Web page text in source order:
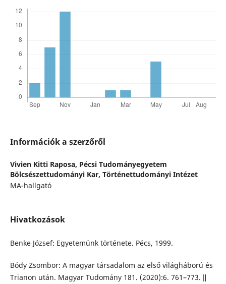
Információk a szerzőről
Vivien Kitti Raposa, Pécsi Tudományegyetem
Bölcsészettudományi Kar, Történettudományi Intézet
MA-hallgató
Hivatkozások
Benke József: Egyetemünk története. Pécs, 1999.
Bódy Zsombor: A magyar társadalom az első világháború és
Trianon után. Magyar Tudomány 181. (2020):6. 761–773. ǁ